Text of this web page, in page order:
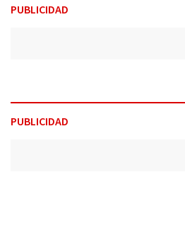
PUBLICIDAD
PUBLICIDAD